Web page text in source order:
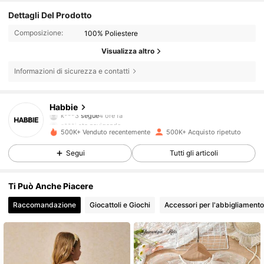
Dettagli Del Prodotto
Composizione: 100% Poliestere
Visualizza altro
Informazioni di sicurezza e contatti
Habbie
a***ista navigando
4.89
63K Follower
4.89 63K Follower
4.89 63K Follower
500K+ Venduto recentemente 500K+ Acquisto ripetuto
Segui Tutti gli articoli
Ti Può Anche Piacere
Raccomandazione Giocattoli e Giochi Accessori per l'abbigliamento